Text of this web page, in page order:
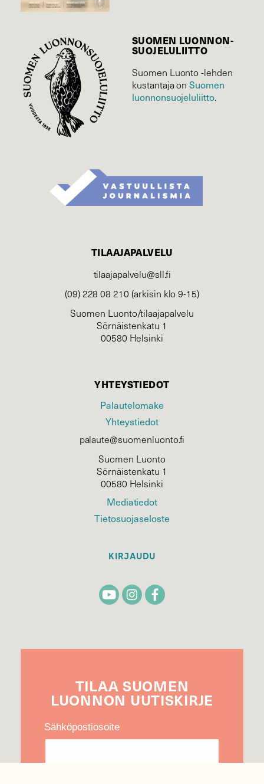
SUOMEN LUONNON­
SUOJELU­LIITTO
Suomen Luonto -lehden
kustantaja onSuomen
luonnonsuojelu­liitto.
TILAAJAPALVELU
tilaajapalvelu@sll.fi
(09) 228 08 210 (arkisin klo 9-15)
Suomen Luonto/tilaajapalvelu
Sörnäistenkatu 1
00580 Helsinki
YHTEYSTIEDOT
Palautelomake
Yhteystiedot
palaute@suomenluonto.fi
Suomen Luonto
Sörnäistenkatu 1
00580 Helsinki
Mediatiedot
Tietosuojaseloste
KIRJAUDU
TILAA SUOMEN
LUONNON UUTIS­KIRJE
Sähköpostiosoite